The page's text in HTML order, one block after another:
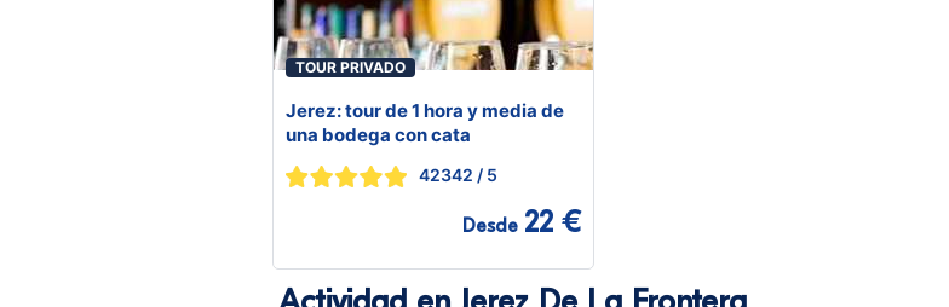
TOUR PRIVADO
Jerez: tour de 1 hora y media de
una bodega con cata
42342 / 5
Desde 22 €